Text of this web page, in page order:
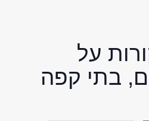
על
בתי קפה